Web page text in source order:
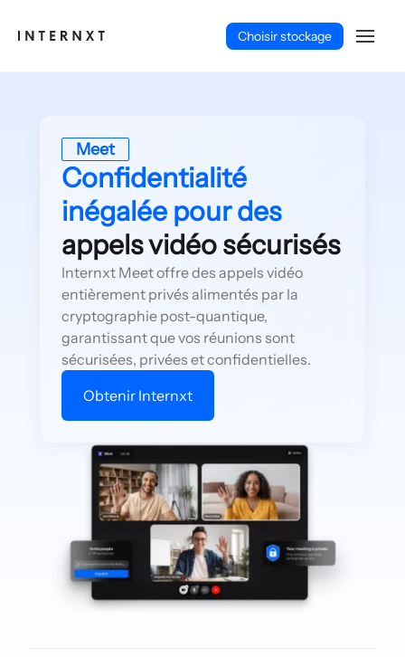
Choisir stockage
Français (FR)
Meet
Confidentialité
inégalée pour des
appels vidéo sécurisés
Internxt Meet offre des appels vidéo
entièrement privés alimentés par la
cryptographie post-quantique,
garantissant que vos réunions sont
sécurisées, privées et confidentielles.
Obtenir Internxt